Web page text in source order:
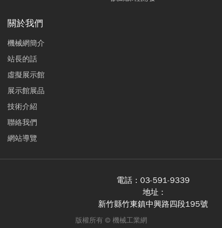
關於我們
機械網簡介
站長的話
虛擬展示館
展示館展品
技術介紹
聯絡我們
網站導覽
電話： 03-591-9339
地址 :
新竹縣竹東鎮中興路四段195號
版權所有 © 機械工業網